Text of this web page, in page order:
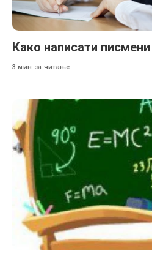
Како написати
3 мин за читање